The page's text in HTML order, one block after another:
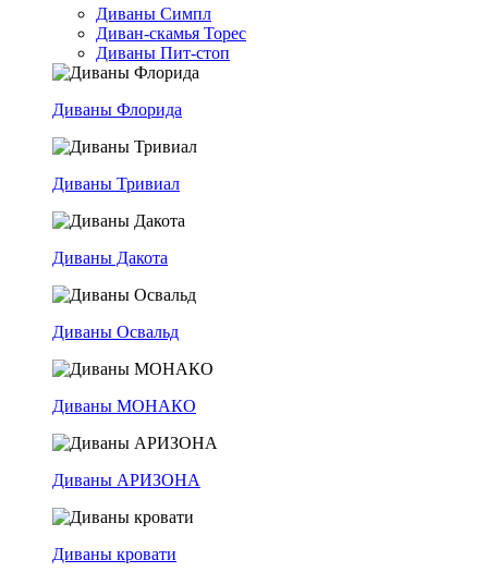
Диваны Симпл
Диван-скамья Торес
Диваны Пит-стоп
Диваны Флорида
Диваны Тривиал
Диваны Дакота
Диваны Освальд
Диваны МОНАКО
Диваны АРИЗОНА
Диваны кровати